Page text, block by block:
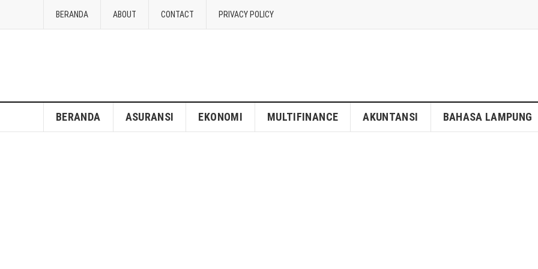
BERANDA ABOUT CONTACT PRIVACY POLICY
BERANDA ASURANSI EKONOMI MULTIFINANCE AKUNTANSI BAHASA LAMPUNG